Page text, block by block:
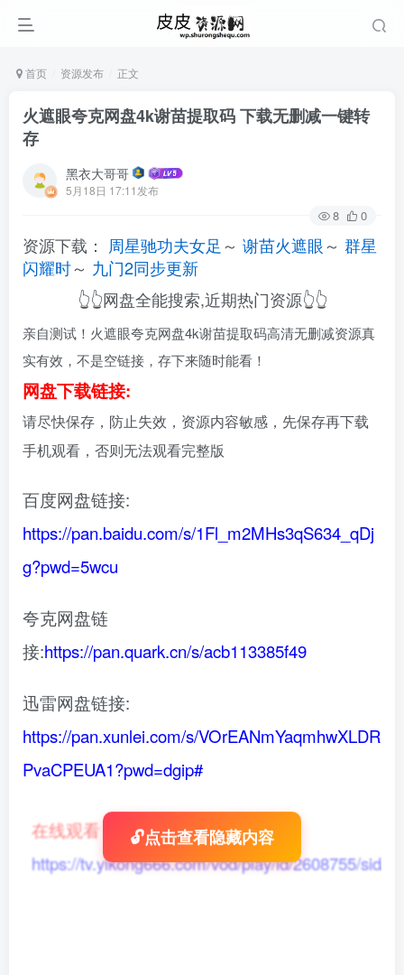
首页 资源发布 正文
火遮眼夸克网盘4k谢苗提取码 下载无删减一键转
存
黑衣大哥哥
5月18日 17:11发布
8 0
资源下载： 周星驰功夫女足 ～ 谢苗火遮眼～ 群星
闪耀时～ 九门2同步更新
👆👆网盘全能搜索,近期热门资源👆👆
亲自测试！火遮眼夸克网盘4k谢苗提取码高清无删减资源真
实有效，不是空链接，存下来随时能看！
网盘下载链接:
请尽快保存，防止失效，资源内容敏感，先保存再下载
手机观看，否则无法观看完整版
百度网盘链接:
https://pan.baidu.com/s/1Fl_m2MHs3qS634_qDj
g?pwd=5wcu
夸克网盘链
接:https://pan.quark.cn/s/acb113385f49
迅雷网盘链接:
https://pan.xunlei.com/s/VOrEANmYaqmhwXLDR
PvaCPEUA1?pwd=dgip#
在线观看
https://tv.yikong666.com/vod/play/id/2608755/sid/
🔓点击查看隐藏内容